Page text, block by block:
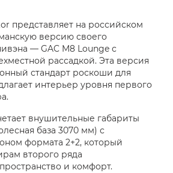
представляет на российском
версию своего
— GAC M8 Lounge с
рассадкой. Эта версия
стандарт роскоши для
интерьер уровня первого
внушительные габариты
база 3070 мм) с
формата 2+2, который
второго ряда
и комфорт.